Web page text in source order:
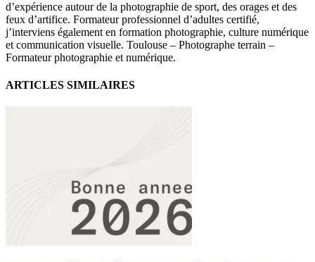
d’expérience autour de la photographie de sport, des orages et des
feux d’artifice. Formateur professionnel d’adultes certifié,
j’interviens également en formation photographie, culture numérique
et communication visuelle. Toulouse – Photographe terrain –
Formateur photographie et numérique.
ARTICLES SIMILAIRES